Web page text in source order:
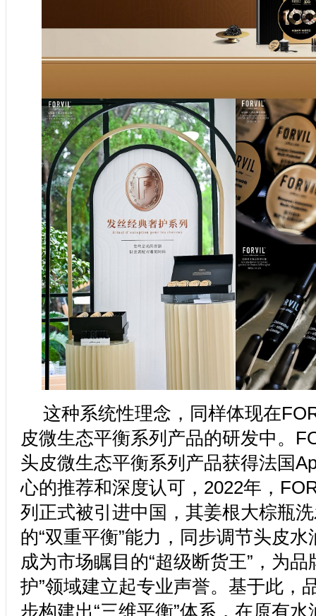
这种系统性理念，同样体现在
皮微生态平衡系列产品的研发中。
头皮微生态平衡系列产品获得法国
心的推荐和深度认可，2022年，
列正式被引进中国，其姜根大棕瓶
的“双重平衡”能力，同步调节头皮
成为市场瞩目的“超级断货王”，为品
护”领域建立起专业声誉。基于此，
步构建出“三维平衡”体系，在原有